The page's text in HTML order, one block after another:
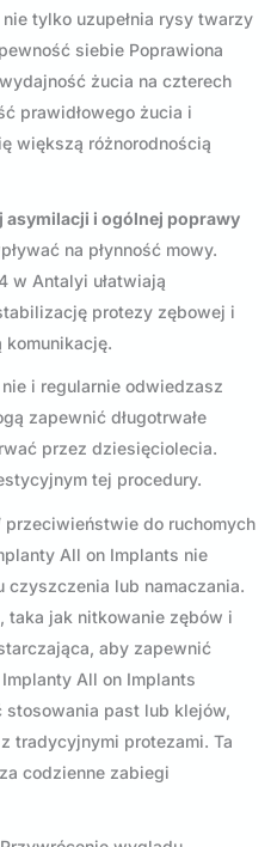
tylko uzupełnia rysy twarzy
siebie Poprawiona
żucia na czterech
prawidłowego żucia i
większą różnorodnością
asymilacji i ogólnej poprawy
na płynność mowy.
w Antalyi ułatwiają
protezy zębowej i
komunikację.
i regularnie odwiedzasz
zapewnić długotrwałe
przez dziesięciolecia.
tej procedury.
przeciwieństwie do ruchomych
All on Implants nie
lub namaczania.
taka jak nitkowanie zębów i
aby zapewnić
All on Implants
stosowania past lub klejów,
tradycyjnymi protezami. Ta
codzienne zabiegi